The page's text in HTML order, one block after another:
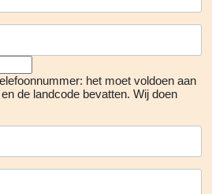
het moet voldoen aan
de landcode bevatten. Wij doen